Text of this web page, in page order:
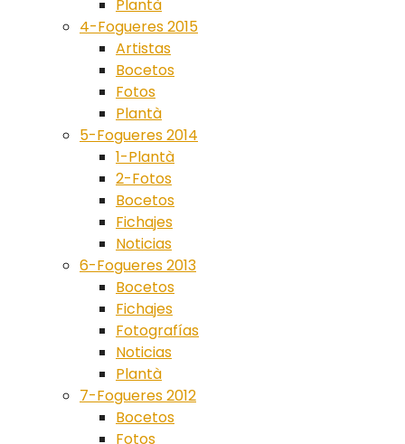
Plantà
4-Fogueres 2015
Artistas
Bocetos
Fotos
Plantà
5-Fogueres 2014
1-Plantà
2-Fotos
Bocetos
Fichajes
Noticias
6-Fogueres 2013
Bocetos
Fichajes
Fotografías
Noticias
Plantà
7-Fogueres 2012
Bocetos
Fotos